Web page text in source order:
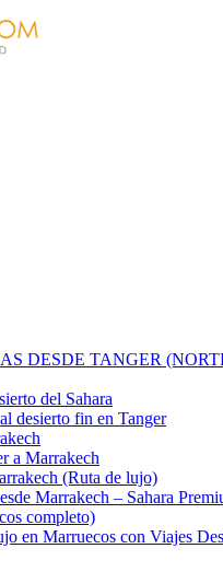
DESDE TANGER
del Sahara
desierto fin en Tanger
a Marrakech
(Ruta de lujo)
Marrakech – Sahara
completo)
en Marruecos con Viajes